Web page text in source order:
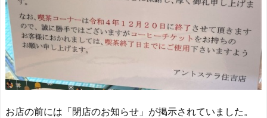
お店の前には「閉店のお知らせ」が掲示されていました。